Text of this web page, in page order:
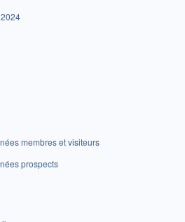
membres et visiteurs
prospects